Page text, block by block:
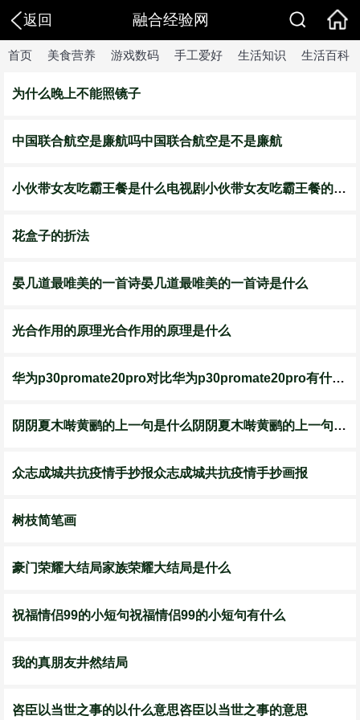
返回 融合经验网
首页 美食营养 游戏数码 手工爱好 生活知识 生活百科
为什么晚上不能照镜子
中国联合航空是廉航吗中国联合航空是不是廉航
小伙带女友吃霸王餐是什么电视剧小伙带女友吃霸王餐的电视剧叫什么
花盒子的折法
晏几道最唯美的一首诗晏几道最唯美的一首诗是什么
光合作用的原理光合作用的原理是什么
华为p30promate20pro对比华为p30promate20pro有什么区别
阴阴夏木啭黄鹂的上一句是什么阴阴夏木啭黄鹂的上一句是什么呢
众志成城共抗疫情手抄报众志成城共抗疫情手抄画报
树枝简笔画
豪门荣耀大结局家族荣耀大结局是什么
祝福情侣99的小短句祝福情侣99的小短句有什么
我的真朋友井然结局
咨臣以当世之事的以什么意思咨臣以当世之事的意思